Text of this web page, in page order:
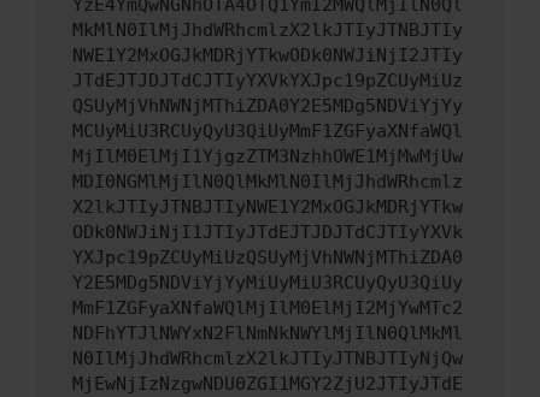
YzE4YmQwNGNhOTA4OTQ1YmI2MWQlMjIlN0Ql
MkMlN0IlMjJhdWRhcmlzX2lkJTIyJTNBJTIy
NWE1Y2MxOGJkMDRjYTkwODk0NWJiNjI2JTIy
JTdEJTJDJTdCJTIyYXVkYXJpc19pZCUyMiUz
QSUyMjVhNWNjMThiZDA0Y2E5MDg5NDViYjYy
MCUyMiU3RCUyQyU3QiUyMmF1ZGFyaXNfaWQl
MjIlM0ElMjI1YjgzZTM3NzhhOWE1MjMwMjUw
MDI0NGMlMjIlN0QlMkMlN0IlMjJhdWRhcmlz
X2lkJTIyJTNBJTIyNWE1Y2MxOGJkMDRjYTkw
ODk0NWJiNjI1JTIyJTdEJTJDJTdCJTIyYXVk
YXJpc19pZCUyMiUzQSUyMjVhNWNjMThiZDA0
Y2E5MDg5NDViYjYyMiUyMiU3RCUyQyU3QiUy
MmF1ZGFyaXNfaWQlMjIlM0ElMjI2MjYwMTc2
NDFhYTJlNWYxN2FlNmNkNWYlMjIlN0QlMkMl
N0IlMjJhdWRhcmlzX2lkJTIyJTNBJTIyNjQw
MjEwNjIzNzgwNDU0ZGI1MGY2ZjU2JTIyJTdE